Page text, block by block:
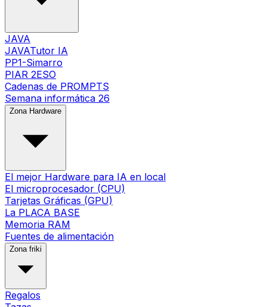
JAVA
JAVATutor IA
PP1-Simarro
PIAR 2ESO
Cadenas de PROMPTS
Semana informática 26
Zona Hardware
El mejor Hardware para IA en local
El microprocesador (CPU)
Tarjetas Gráficas (GPU)
La PLACA BASE
Memoria RAM
Fuentes de alimentación
Zona friki
Regalos